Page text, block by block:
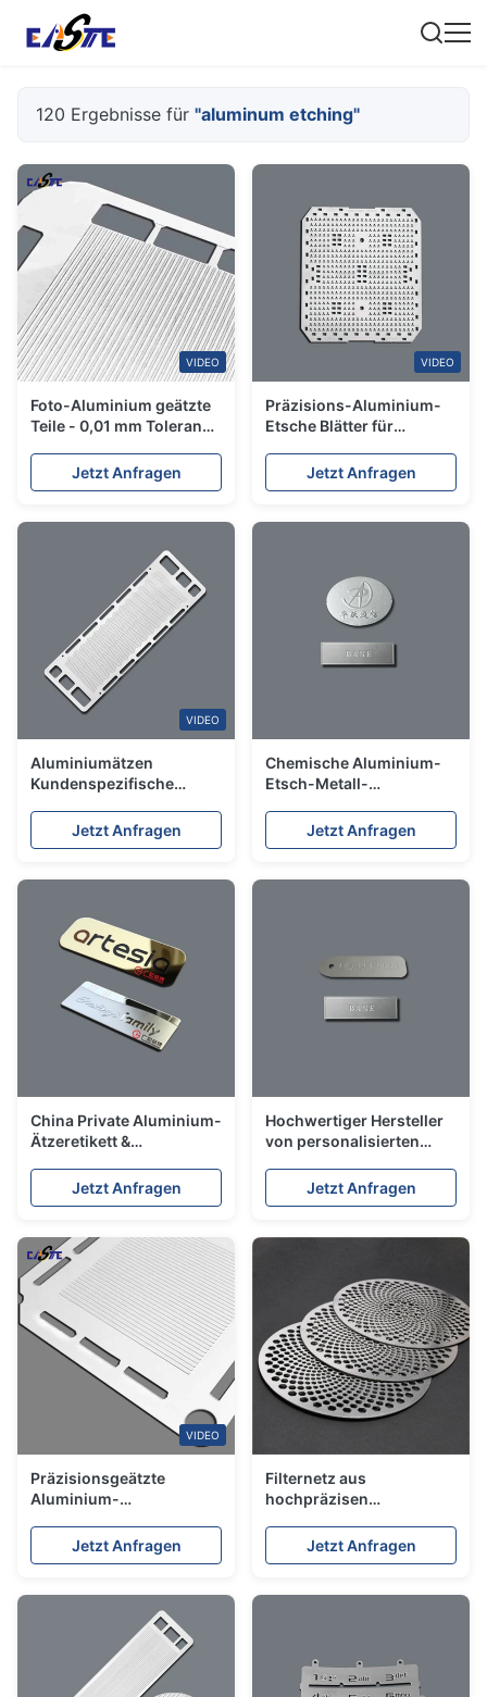
120 Ergebnisse für "aluminum etching"
VIDEO
Foto-Aluminium geätzte
Teile - 0,01 mm Toleranz
LuftfahrtJetzt Anfragen
VIDEO
Präzisions-Aluminium-
Etsche Blätter für
Jetzt Anfragen
VIDEO
Aluminiumätzen
Kundenspezifische
Spannungen Metallteile
Hersteller
Jetzt Anfragen
Chemische Aluminium-
Etsch-Metall-
Maschinen
Seriennummern
Jetzt Anfragen
China Private Aluminium-
Ätzeretikett &
Dichtungen
Jetzt Anfragen
Hochwertiger Hersteller
von personalisierten
Abzeichen in China
Jetzt Anfragen
VIDEO
Präzisionsgeätzte
Aluminium-
Brennstoffzellen mit
überlegener Leitfähigkeit
Jetzt Anfragen
Filternetz aus
hochpräzisen
Jetzt Anfragen